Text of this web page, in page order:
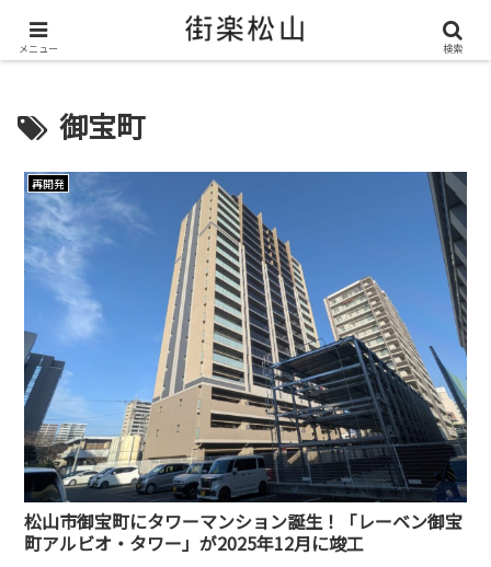
＼ 松山の街を“オモシロク”する地域情報メディア ／
御宝町
再開発
松山市御宝町にタワーマンション誕生！「レーベン御宝
町アルビオ・タワー」が2025年12月に竣工
メニュー 検索